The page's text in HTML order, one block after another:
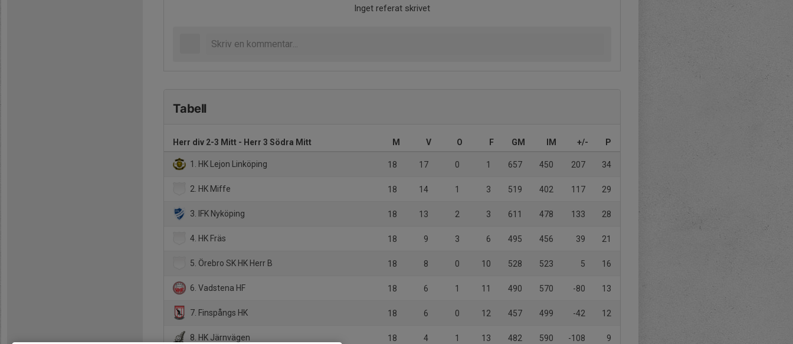
Inget referat skrivet
Tabell
Herr div 2-3 Mitt - Herr 3 Södra Mitt M V O F GM IM +/- P
1. HK Lejon Linköping 18 17 0 1 657 450 207 34
2. HK Miffe 18 14 1 3 519 402 117 29
3. IFK Nyköping 18 13 2 3 611 478 133 28
4. HK Fräs 18 9 3 6 495 456 39 21
5. Örebro SK HK Herr B 18 8 0 10 528 523 5 16
6. Vadstena HF 18 6 1 11 490 570 -80 13
7. Finspångs HK 18 6 0 12 457 499 -42 12
8. HK Järnvägen 18 4 1 13 482 590 -108 9